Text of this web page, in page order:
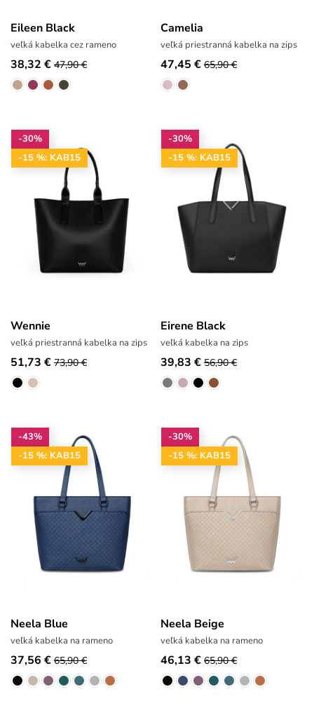
Eileen Black
veľká kabelka cez rameno
38,32 € 47,90 €
Camelia
veľká priestranná kabelka na zips
47,45 € 65,90 €
-30%
-15 %: KAB15
Wennie
veľká priestranná kabelka na zips
51,73 € 73,90 €
-30%
-15 %: KAB15
Eirene Black
veľká kabelka na zips
39,83 € 56,90 €
-43%
-15 %: KAB15
Neela Blue
veľká kabelka na rameno
37,56 € 65,90 €
-30%
-15 %: KAB15
Neela Beige
veľká kabelka na rameno
46,13 € 65,90 €